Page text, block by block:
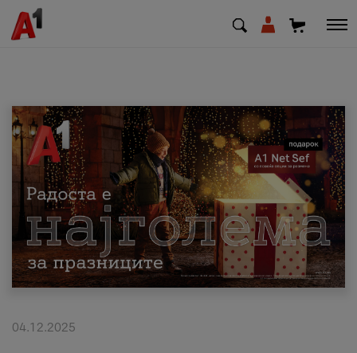
МК EN SQ
Приватни Деловни
Поддршка
Надополни кредит
04.12.2025